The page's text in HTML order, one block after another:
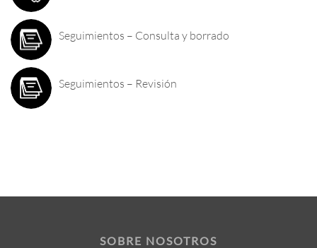
Seguimientos – Consulta y borrado
Seguimientos – Revisión
SOBRE NOSOTROS